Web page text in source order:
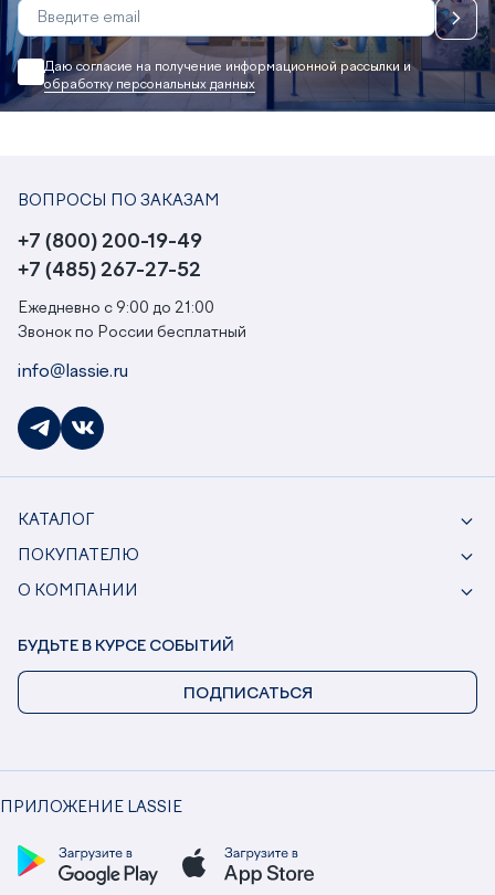
Даю согласие на получение информационной рассылки и
обработку персональных данных
ВОПРОСЫ ПО ЗАКАЗАМ
+7 (800) 200-19-49
+7 (485) 267-27-52
Ежедневно с 9:00 до 21:00
Звонок по России бесплатный
info@lassie.ru
КАТАЛОГ
ПОКУПАТЕЛЮ
О КОМПАНИИ
ПРИЛОЖЕНИЕ LASSIE
БУДЬТЕ В КУРСЕ СОБЫТИЙ
ПОДПИСАТЬСЯ